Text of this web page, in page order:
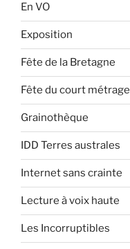
En VO
Exposition
Fête de la Bretagne
Fête du court métrage
Grainothèque
IDD Terres australes
Internet sans crainte
Lecture à voix haute
Les Incorruptibles